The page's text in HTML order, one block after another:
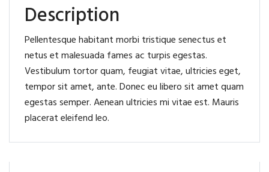
Description
Pellentesque habitant morbi tristique senectus et
netus et malesuada fames ac turpis egestas.
Vestibulum tortor quam, feugiat vitae, ultricies eget,
tempor sit amet, ante. Donec eu libero sit amet quam
egestas semper. Aenean ultricies mi vitae est. Mauris
placerat eleifend leo.